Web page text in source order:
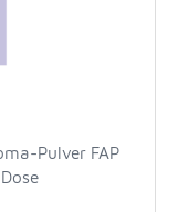
Pulver FAP